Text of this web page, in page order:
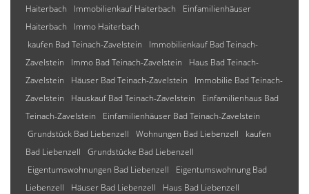
Haiterbach
Immobilienkauf Haiterbach
Einfamilienhäuser
Haiterbach
Immo Haiterbach
kaufen Bad Teinach-Zavelstein
Immobilienkauf Bad Teinach-
Zavelstein
Immo Bad Teinach-Zavelstein
Haus Bad Teinach-
Zavelstein
Häuser Bad Teinach-Zavelstein
Immobilie Bad Teinach-
Zavelstein
Hauskauf Bad Teinach-Zavelstein
Einfamilienhaus Bad
Teinach-Zavelstein
Einfamilienhäuser Bad Teinach-Zavelstein
Grundstück Bad Liebenzell
Wohnungen Bad Liebenzell
kaufen
Bad Liebenzell
Grundstücke Bad Liebenzell
Eigentumswohnungen Bad Liebenzell
Eigentumswohnung Bad
Liebenzell
Häuser Bad Liebenzell
Haus Bad Liebenzell